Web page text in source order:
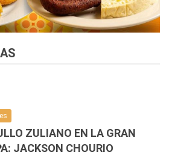
ZULIANO EN LA GRAN
JACKSON CHOURIO